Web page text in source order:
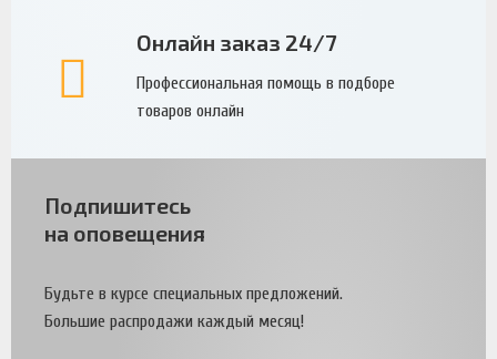
Онлайн заказ 24/7
Профессиональная помощь в подборе
товаров онлайн
Подпишитесь
на оповещения
Будьте в курсе специальных предложений.
Большие распродажи каждый месяц!